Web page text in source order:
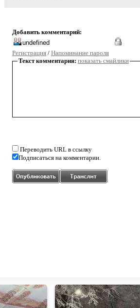
Добавить комментарий:
Регистрация / Напоминание пароля
Текст комментария: показать смайлики
Переводить URL в ссылку
Подписаться на комментарии.